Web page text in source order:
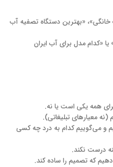
«بهترین دستگاه تصفیه آب
بهتره یا ۹ مرحله؟» یا «کدام مدل برای آب ایران
همه یکی است یا نه.
معیارهای تبلیغاتی).
می‌کنیم و می‌گوییم کدام به درد چه کسی
درست نکند.
که تصمیم را ساده کند.